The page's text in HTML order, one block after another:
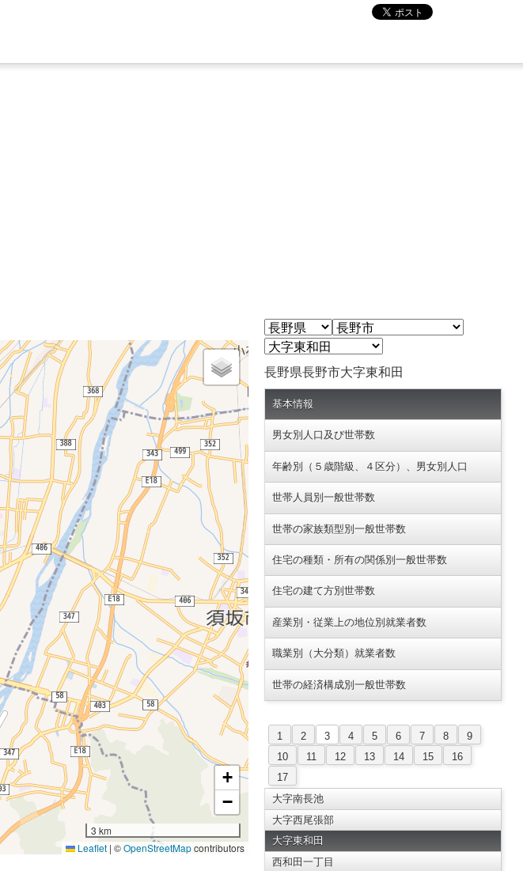
+
−
3 km
Leaflet | ©OpenStreetMapcontributors
長野県長野市大字東和田
基本情報
男女別人口及び世帯数
年齢別（５歳階級、４区分）、男女別人口
世帯人員別一般世帯数
世帯の家族類型別一般世帯数
住宅の種類・所有の関係別一般世帯数
住宅の建て方別世帯数
産業別・従業上の地位別就業者数
職業別（大分類）就業者数
世帯の経済構成別一般世帯数
1 2 3 4 5 6 7 8
9
10
11 12 13 14 15
16
17
大字南長池
大字西尾張部
大字東和田
西和田一丁目